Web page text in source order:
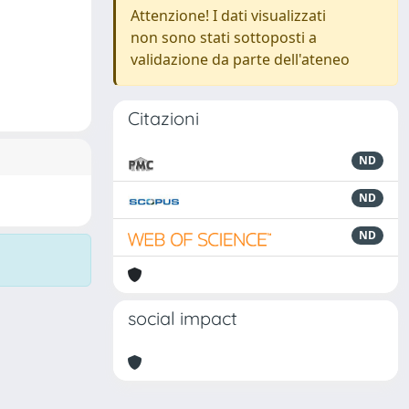
Attenzione! I dati visualizzati
non sono stati sottoposti a
validazione da parte dell'ateneo
Citazioni
ND
ND
ND
social impact